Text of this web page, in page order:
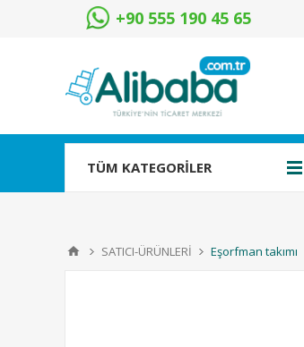
+90 555 190 45 65
TÜM KATEGORİLER
SATICI-ÜRÜNLERİ Eşorfman takımı